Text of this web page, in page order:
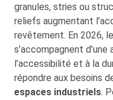
granules, stries ou
reliefs augmentant
revêtement. En 2026,
s’accompagnent
l’accessibilité et à la
répondre aux besoins
espaces industriels.